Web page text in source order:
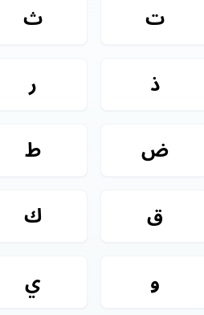
ت ث
ذ ر
ض ط
ق ك
و ي